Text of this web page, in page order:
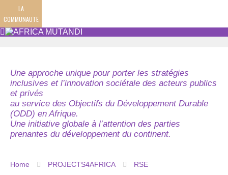
LA
COMMUNAUTE
Une approche unique pour porter les stratégies
inclusives et l’innovation sociétale des acteurs publics
et privés
au service des Objectifs du Développement Durable
(ODD) en Afrique.
Une initiative globale à l’attention des parties
prenantes du développement du continent.
Home PROJECTS4AFRICA RSE